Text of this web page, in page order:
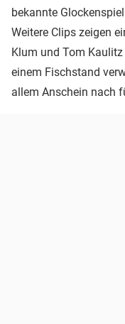
bekannte
Weitere Clips zeigen
Klum und Tom
einem Fischstand
allem Anschein nach